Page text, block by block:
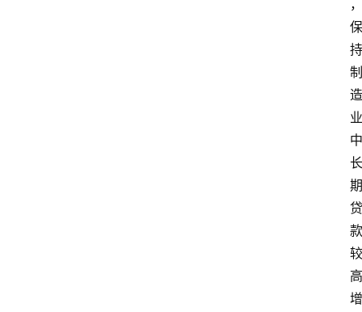
，
保
持
制
造
业
中
长
期
贷
款
较
高
增